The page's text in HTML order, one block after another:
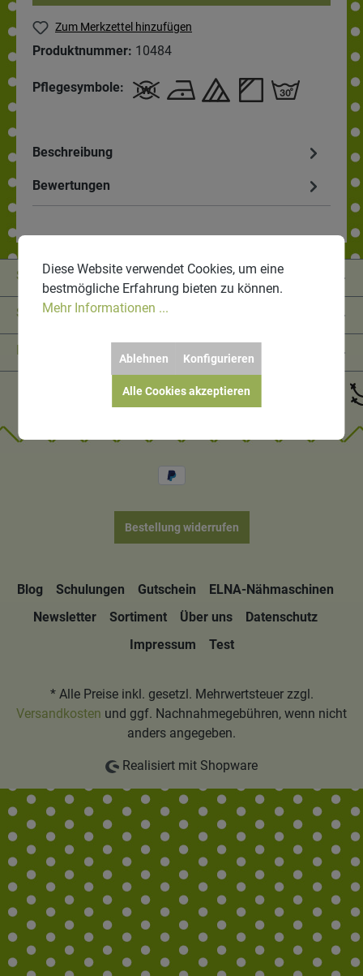
Zum Merkzettel hinzufügen
Produktnummer: 10484
Pflegesymbole:
Beschreibung
Bewertungen
Service-Hotline
Shop Service
Informationen
Bestellung widerrufen
Blog Schulungen Gutschein
ELNA-Nähmaschinen
Newsletter
Sortiment Über uns
Datenschutz
Impressum
Test
* Alle Preise inkl. gesetzl. Mehrwertsteuer zzgl.
Versandkosten und ggf. Nachnahmegebühren, wenn nicht
anders angegeben.
Realisiert mit Shopware
Diese Website verwendet Cookies, um eine
bestmögliche Erfahrung bieten zu können.
Mehr Informationen ...
Ablehnen Konfigurieren
Alle Cookies akzeptieren